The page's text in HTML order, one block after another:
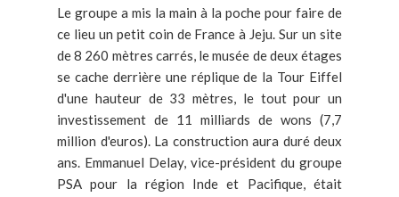
Le groupe a mis la main à la poche pour faire de
ce lieu un petit coin de France à Jeju. Sur un site
de 8 260 mètres carrés, le musée de deux étages
se cache derrière une réplique de la Tour Eiffel
d'une hauteur de 33 mètres, le tout pour un
investissement de 11 milliards de wons (7,7
million d'euros). La construction aura duré deux
ans. Emmanuel Delay, vice-président du groupe
PSA pour la région Inde et Pacifique, était